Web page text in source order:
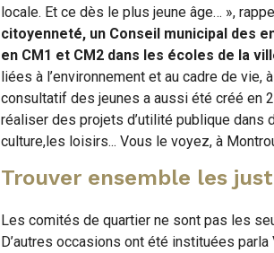
locale. Et ce dès le plus jeune âge… »,
citoyenneté, un Conseil municipal des
en CM1 et CM2 dans les écoles de la
liées à l’environnement et au cadre de vie,
consultatif des jeunes a aussi été créé en
réaliser des projets d’utilité publique dans
culture,les loisirs... Vous le voyez, à
Trouver ensemble les
Les comités de quartier ne sont pas les
D’autres occasions ont été instituées parla